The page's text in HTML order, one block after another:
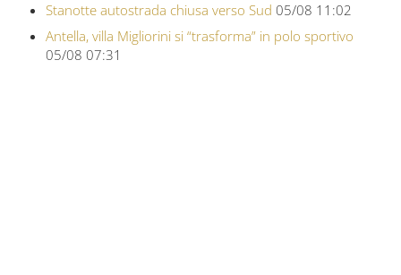
Stanotte autostrada chiusa verso Sud 05/08 11:02
Antella, villa Migliorini si “trasforma” in polo sportivo
05/08 07:31